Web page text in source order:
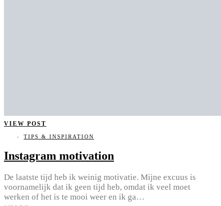
VIEW POST
TIPS & INSPIRATION
Instagram motivation
De laatste tijd heb ik weinig motivatie. Mijne excuus is
voornamelijk dat ik geen tijd heb, omdat ik veel moet
werken of het is te mooi weer en ik ga…